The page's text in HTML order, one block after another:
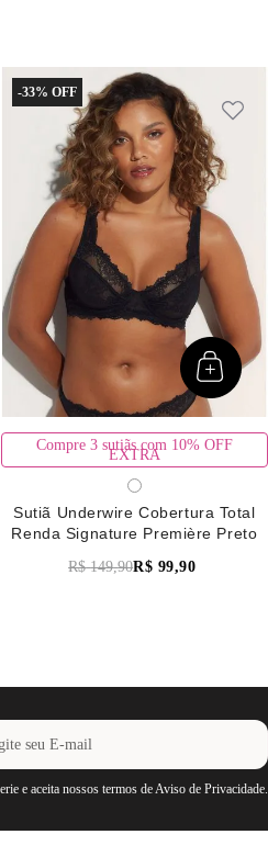
-33%
Compre 3 sutiãs com 10% OFF
EXTRA
Sutiã Underwire Cobertura Total
Renda Signature Première Preto
R$ 149,90R$ 99,90
e aceita nossos termos de Aviso de Privacidade.